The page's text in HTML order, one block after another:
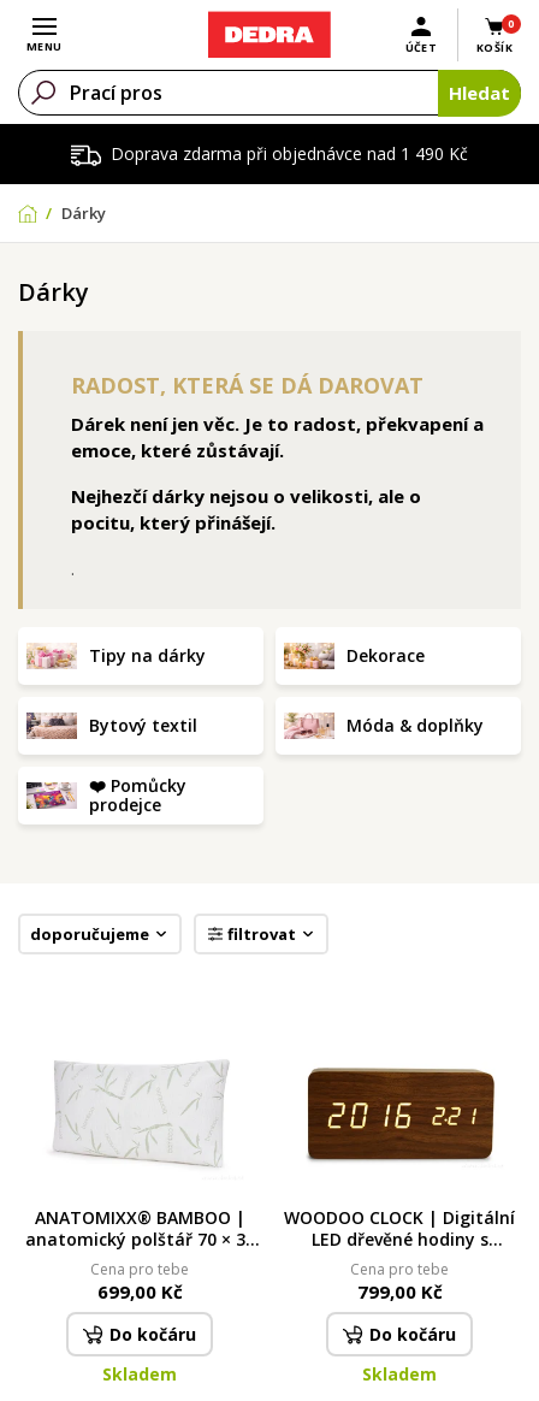
Doprava zdarma při objednávce nad 1 490 Kč
Otevřít menu
MENU
0
KOŠÍK
ÚČET
Hledat
Dárky
Dárky
RADOST, KTERÁ SE DÁ DAROVAT
Dárek není jen věc. Je to radost, překvapení a
emoce, které zůstávají.
Nejhezčí dárky nejsou o velikosti, ale o
pocitu, který přinášejí.
.
Tipy na dárky Dekorace
Bytový textil Móda & doplňky
❤️ Pomůcky
prodejce
doporučujeme filtrovat
ANATOMIXX® BAMBOO |
anatomický polštář 70 × 38
× 13 cm | drcená paměťová
pěna & potah s
bambusovým vláknem
Cena pro tebe
699,00 Kč
Do kočáru
Skladem
WOODOO CLOCK | Digitální
LED dřevěné hodiny s
budíkem | čas | datum |
teplota | zvukové ovládání |
tmavé dřevo
Cena pro tebe
799,00 Kč
Do kočáru
Skladem